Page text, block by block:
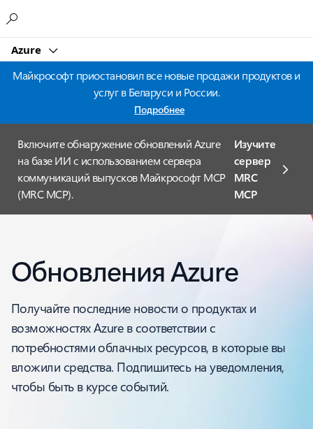
Azure
Майкрософт приостановил все новые продажи продуктов и
услуг в Беларуси и России.
Подробнее
Включите обнаружение обновлений Azure
на базе ИИ с использованием сервера
коммуникаций выпусков Майкрософт MCP
(MRC MCP).
Изучите
сервер
MRC
MCP
Обновления Azure
Получайте последние новости о продуктах и
возможностях Azure в соответствии с
потребностями облачных ресурсов, в которые вы
вложили средства. Подпишитесь на уведомления,
чтобы быть в курсе событий.